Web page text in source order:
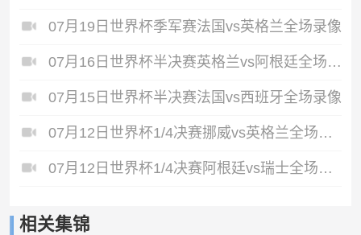
07月19日世界杯季军赛法国vs英格兰全场录像
07月16日世界杯半决赛英格兰vs阿根廷全场录像
07月15日世界杯半决赛法国vs西班牙全场录像
07月12日世界杯1/4决赛挪威vs英格兰全场录像
07月12日世界杯1/4决赛阿根廷vs瑞士全场录像
相关集锦